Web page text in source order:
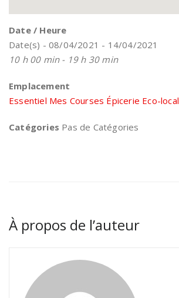
Date / Heure
Date(s) - 08/04/2021 - 14/04/2021
10 h 00 min - 19 h 30 min
Emplacement
Essentiel Mes Courses Épicerie Eco-local
Catégories Pas de Catégories
À propos de l’auteur